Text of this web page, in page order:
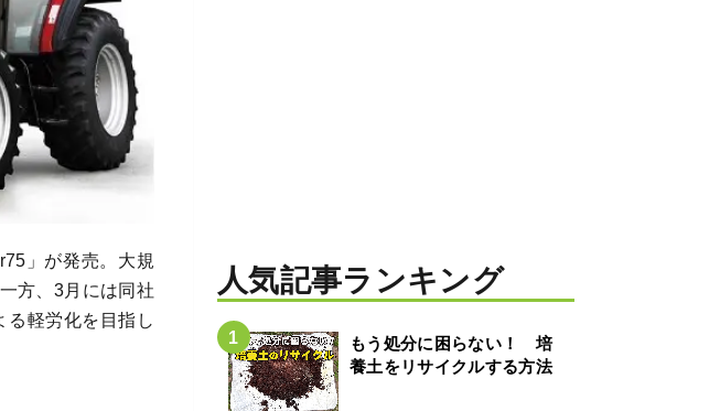
」が発売。大規
方、3月には同社
る軽労化を目指し
人気記事ランキング
もう処分に困らない！ 培
養土をリサイクルする方法